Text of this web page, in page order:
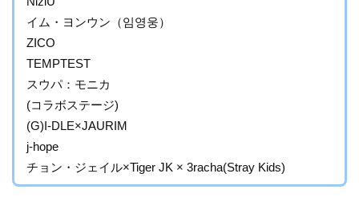
イム・ヨンウン（임영웅）
ZICO
TEMPTEST
スウパ：モニカ
(コラボステージ)
(G)I-DLE×JAURIM
j-hope
チョン・ジェイル×Tiger JK × 3racha(Stray Kids)